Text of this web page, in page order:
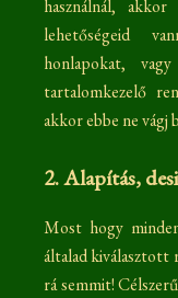
használnál,
lehetőségeid
honlapokat,
tartalomkezelő
akkor ebbe ne vágj
2. Alapítás,
Most hogy
általad kiválasztott
rá semmit!